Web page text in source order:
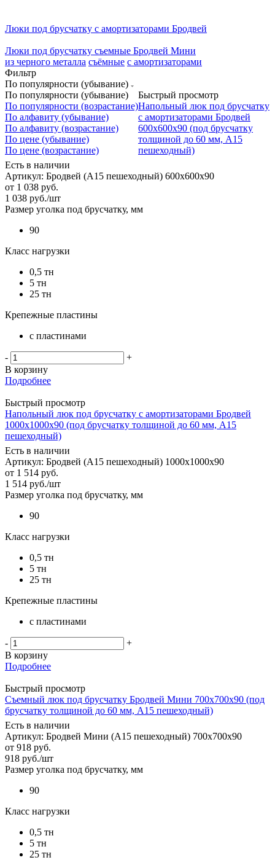
Люки под брусчатку с амортизаторами Бродвей
Люки под брусчатку съемные Бродвей Мини
из черного металла съёмные с амортизаторами
Фильтр
По популярности (убывание)
По популярности (убывание)
По популярности (возрастание)
По алфавиту (убывание)
По алфавиту (возрастание)
По цене (убывание)
По цене (возрастание)
Быстрый просмотр
Напольный люк под брусчатку
с амортизаторами Бродвей
600х600х90 (под брусчатку
толщиной до 60 мм, А15
пешеходный)
Есть в наличии
Артикул: Бродвей (А15 пешеходный) 600х600х90
от 1 038 руб.
1 038 руб./шт
Размер уголка под брусчатку, мм
90
Класс нагрузки
0,5 тн
5 тн
25 тн
Крепежные пластины
с пластинами
-
+
В корзину
Подробнее
Быстрый просмотр
Напольный люк под брусчатку с амортизаторами Бродвей
1000х1000х90 (под брусчатку толщиной до 60 мм, А15
пешеходный)
Есть в наличии
Артикул: Бродвей (А15 пешеходный) 1000х1000х90
от 1 514 руб.
1 514 руб./шт
Размер уголка под брусчатку, мм
90
Класс нагрузки
0,5 тн
5 тн
25 тн
Крепежные пластины
с пластинами
-
+
В корзину
Подробнее
Быстрый просмотр
Съемный люк под брусчатку Бродвей Мини 700х700х90 (под
брусчатку толщиной до 60 мм, А15 пешеходный)
Есть в наличии
Артикул: Бродвей Мини (А15 пешеходный) 700х700х90
от 918 руб.
918 руб./шт
Размер уголка под брусчатку, мм
90
Класс нагрузки
0,5 тн
5 тн
25 тн